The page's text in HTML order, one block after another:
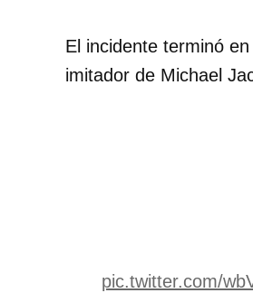
El incidente terminó
imitador de Michael
pic.twitter.com/